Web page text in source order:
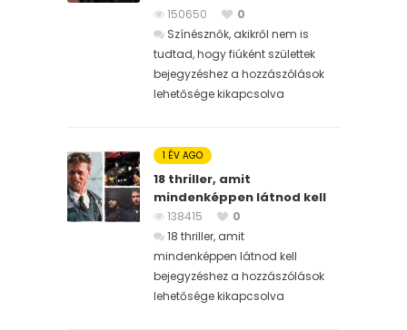
150650
0
Színésznők, akikről nem is
tudtad, hogy fiúként születtek
bejegyzéshez a hozzászólások
lehetősége kikapcsolva
1 ÉV AGO
18 thriller, amit
mindenképpen látnod kell
138415
0
18 thriller, amit
mindenképpen látnod kell
bejegyzéshez a hozzászólások
lehetősége kikapcsolva